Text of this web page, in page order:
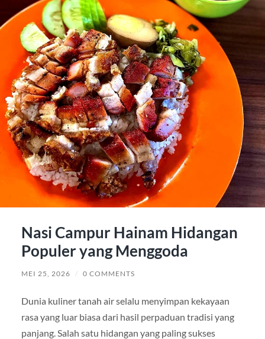
Nasi Campur Hainam Hidangan
Populer yang Menggoda
MEI 25, 2026 / 0 COMMENTS
Dunia kuliner tanah air selalu menyimpan kekayaan
rasa yang luar biasa dari hasil perpaduan tradisi yang
panjang. Salah satu hidangan yang paling sukses